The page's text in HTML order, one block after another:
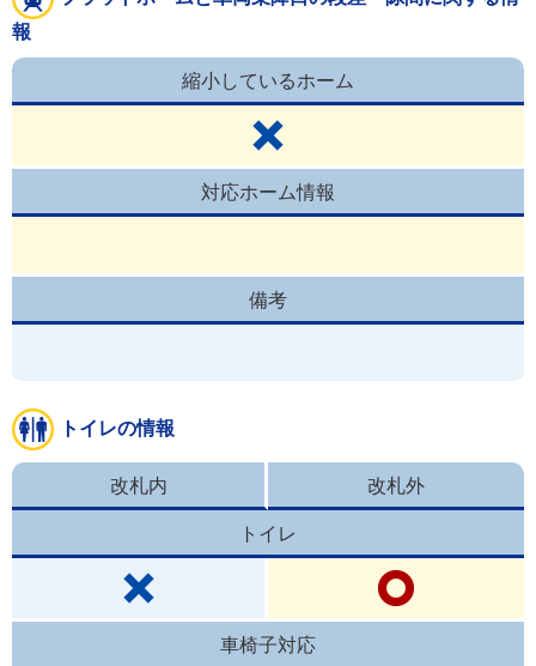
報
縮小しているホーム
対応ホーム情報
備考
トイレの情報
改札内 改札外
トイレ
車椅子対応